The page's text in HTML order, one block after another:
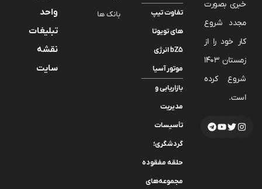
خبری بصورت
مجدد شروع
کار خود را از
زمستان 1403
شروع کرده
است.
تفاوت تیپ
های تویوتا
bZ5 انرژی
موتور آسیا
بازاریابی و
مدیریت
تأسیسات
گردشگری؛
حلقه مفقوده
مجموعه‌های
بانک ها
واحد
تبلیغات
نقشه
سایت